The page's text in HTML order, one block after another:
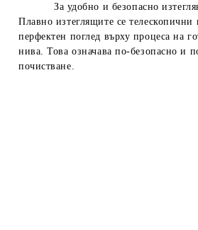
За удобно и безопасно
Плавно изтеглящите се телескопични
перфектен поглед върху процеса на
нива. Това означава по-безопасно и
почистване.